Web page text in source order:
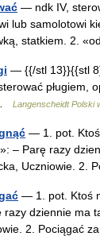
— ndk IV,
lub samolotowi
statkiem. 2.
— {{/stl 13}}{{stl
pługiem,
Langenscheidt Polski
— 1. pot. Ktoś
– Parę razy
Uczniowie. 2.
— 1. pot. Ktoś
razy dziennie ma
2. Pociągać